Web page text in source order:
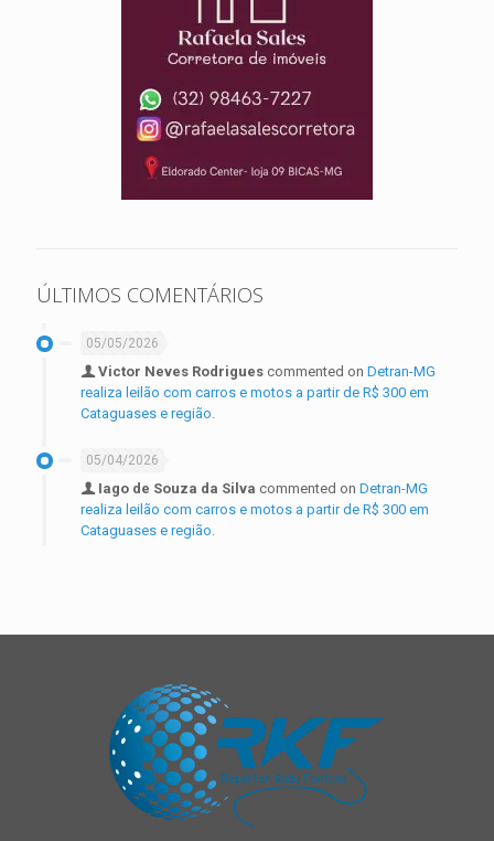
ÚLTIMOS COMENTÁRIOS
05/05/2026
Victor Neves Rodrigues commented on Detran-MG
realiza leilão com carros e motos a partir de R$ 300 em
Cataguases e região.
05/04/2026
Iago de Souza da Silva commented on Detran-MG
realiza leilão com carros e motos a partir de R$ 300 em
Cataguases e região.